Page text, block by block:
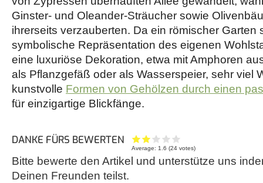
Ginster- und Oleander-Sträucher sowie
ihrerseits verzauberten. Da ein römischer Garten
symbolische Repräsentation des eigenen
eine luxuriöse Dekoration, etwa mit Amphoren
als Pflanzgefäß oder als Wasserspeier, sehr viel
kunstvolle Formen von Gehölzen durch einen
für einzigartige Blickfänge.
DANKE FÜRS BEWERTEN
Average:1.6 (24 votes)
Bitte bewerte den Artikel und unterstütze uns
Deinen Freunden teilst.